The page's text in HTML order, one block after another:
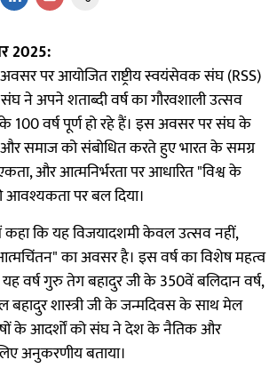
2025:
पर आयोजित राष्ट्रीय स्वयंसेवक संघ (RSS)
ने अपने शताब्दी वर्ष का गौरवशाली उत्सव
100 वर्ष पूर्ण हो रहे हैं। इस अवसर पर संघ के
और समाज को संबोधित करते हुए भारत के समग्र
और आत्मनिर्भरता पर आधारित "विश्व के
आवश्यकता पर बल दिया।
कि यह विजयादशमी केवल उत्सव नहीं,
का अवसर है। इस वर्ष का विशेष महत्व
वर्ष गुरु तेग बहादुर जी के 350वें बलिदान वर्ष,
बहादुर शास्त्री जी के जन्मदिवस के साथ मेल
के आदर्शों को संघ ने देश के नैतिक और
अनुकरणीय बताया।